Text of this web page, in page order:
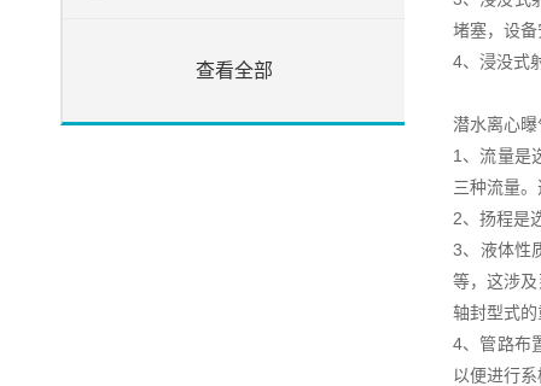
查看全部
堵塞，设
4、浸没式
潜水离心
1、流量是
三种流量
2、扬程是
3、液体性
等，这涉
轴封型式
4、管路布
以便进行